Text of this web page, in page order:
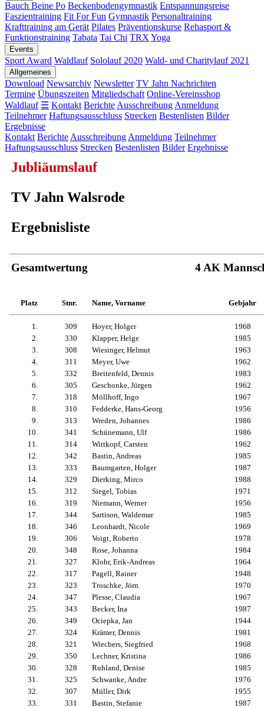
Bauch Beine Po Beckenbodengymnastik Entspannungsreise
Faszientraining Fit For Fun Gymnastik Personaltraining
Krafttraining am Gerät Pilates Präventionskurse Rehasport &
Funktionstraining Tabata Tai Chi TRX Yoga
Events
Sport Award Waldlauf Sololauf 2020 Wald- und Charitylauf 2021
Allgemeines
Download Newsarchiv Newsletter TV Jahn Nachrichten
Termine Übungszeiten Mitgliedschaft Online-Vereinsshop
Waldlauf ☰ Kontakt Berichte Ausschreibung Anmeldung
Teilnehmer Haftungsausschluss Strecken Bestenlisten Bilder
Ergebnisse
Kontakt Berichte Ausschreibung Anmeldung Teilnehmer
Haftungsausschluss Strecken Bestenlisten Bilder Ergebnisse